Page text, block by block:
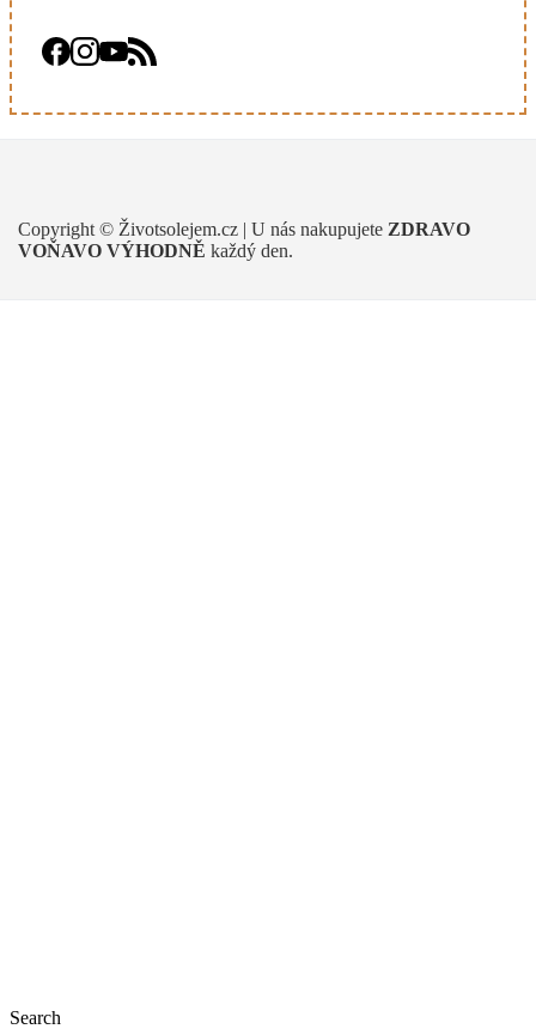
Copyright © Životsolejem.cz | U nás nakupujete ZDRAVO
VOŇAVO VÝHODNĚ každý den.
Search